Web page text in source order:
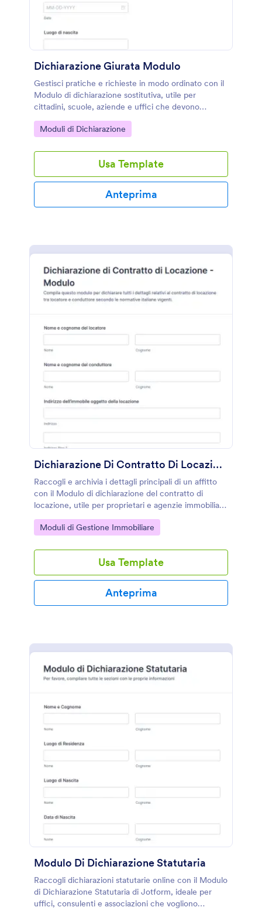
Dichiarazione Giurata Modulo
Gestisci pratiche e richieste in modo ordinato con il
Modulo di dichiarazione sostitutiva, utile per
cittadini, scuole, aziende e uffici che devono
raccogliere dichiarazioni e archiviarle dopo l’invio del
modulo.
Go to Category:
Moduli di Dichiarazione
Usa Template
Anteprima
Dichiarazione Di Contratto Di Locazione Modulo
Raccogli e archivia i dettagli principali di un affitto
con il Modulo di dichiarazione del contratto di
locazione, utile per proprietari e agenzie immobiliari
che vogliono gestire online la raccolta dati e le
risposte.
Go to Category:
Moduli di Gestione Immobiliare
Usa Template
Anteprima
Modulo Di Dichiarazione Statutaria
Raccogli dichiarazioni statutarie online con il Modulo
di Dichiarazione Statutaria di Jotform, ideale per
uffici, consulenti e associazioni che vogliono